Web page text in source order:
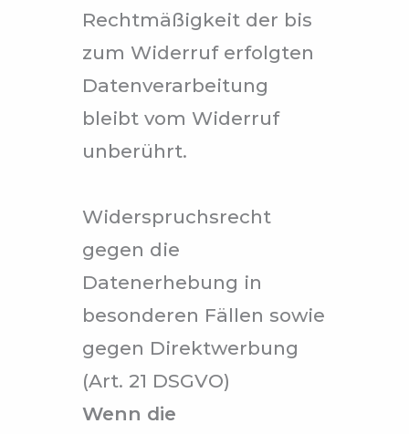
Rechtmäßigkeit der bis
zum Widerruf erfolgten
Datenverarbeitung
bleibt vom Widerruf
unberührt.
Widerspruchsrecht
gegen die
Datenerhebung in
besonderen Fällen sowie
gegen Direktwerbung
(Art. 21 DSGVO)
Wenn die